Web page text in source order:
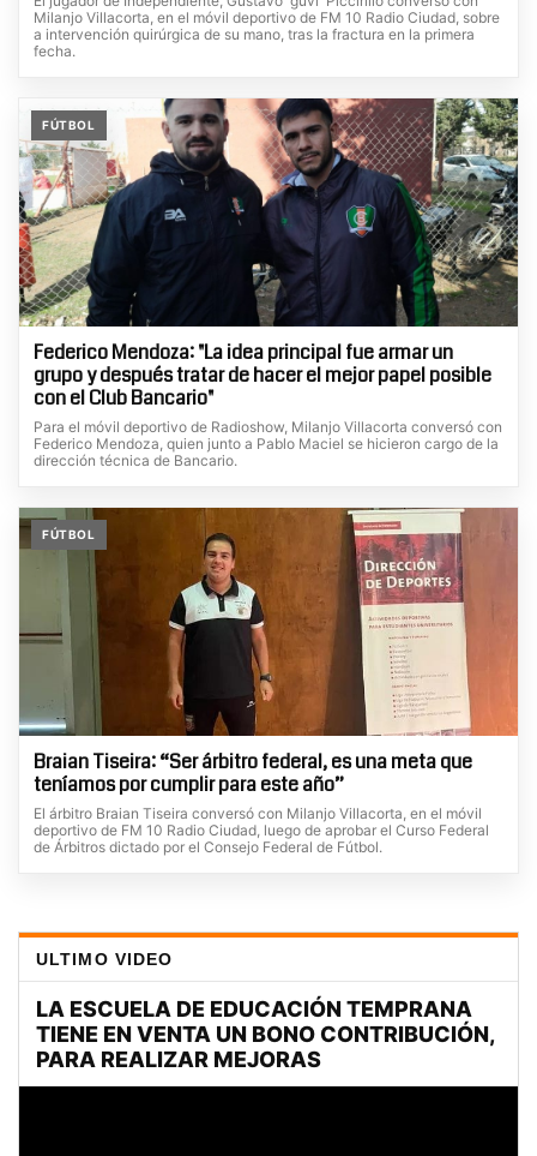
Milanjo Villacorta, en el móvil deportivo de FM 10 Radio Ciudad, sobre
a intervención quirúrgica de su mano, tras la fractura en la primera
fecha.
FÚTBOL
Federico Mendoza: "La idea principal fue armar un
grupo y después tratar de hacer el mejor papel posible
con el Club Bancario"
Para el móvil deportivo de Radioshow, Milanjo Villacorta conversó con
Federico Mendoza, quien junto a Pablo Maciel se hicieron cargo de la
dirección técnica de Bancario.
FÚTBOL
Braian Tiseira: “Ser árbitro federal, es una meta que
teníamos por cumplir para este año”
El árbitro Braian Tiseira conversó con Milanjo Villacorta, en el móvil
deportivo de FM 10 Radio Ciudad, luego de aprobar el Curso Federal
de Árbitros dictado por el Consejo Federal de Fútbol.
ULTIMO VIDEO